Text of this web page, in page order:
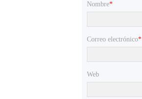
Nombre*
Correo electrónico*
Web